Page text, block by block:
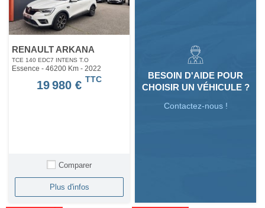
RENAULT ARKANA
TCE 140 EDC7 INTENS T.O
Essence - 46200 Km - 2022
19 980 € TTC
Comparer
Plus d'infos
BESOIN D'AIDE POUR
CHOISIR UN VÉHICULE ?
Contactez-nous !